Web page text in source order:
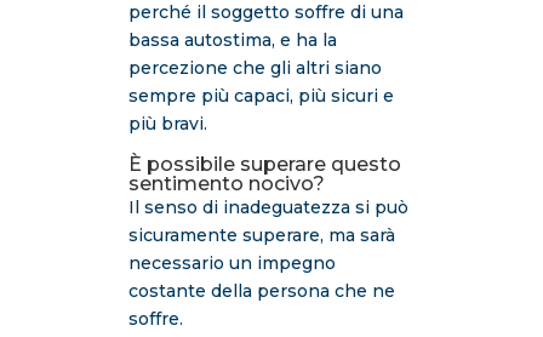
perché il soggetto soffre di una
bassa autostima, e ha la
percezione che gli altri siano
sempre più capaci, più sicuri e
più bravi.
È possibile superare questo
sentimento nocivo?
Il senso di inadeguatezza si può
sicuramente superare, ma sarà
necessario un impegno
costante della persona che ne
soffre.